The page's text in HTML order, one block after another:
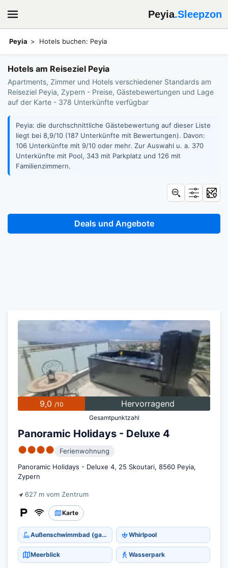
Peyia.Sleepzon
Peyia Hotels buchen: Peyia
Hotels am Reiseziel Peyia
Apartments, Zimmer und Hotels verschiedener Standards am
Reiseziel Peyia, Zypern - Preise, Gästebewertungen und Lage
auf der Karte - 378 Unterkünfte verfügbar
Peyia: die durchschnittliche Gästebewertung auf dieser Liste
liegt bei 8,9/10 (187 Unterkünfte mit Bewertungen). Davon:
106 Unterkünfte mit 9/10 oder mehr. Zur Auswahl u. a. 370
Unterkünfte mit Pool, 343 mit Parkplatz und 126 mit
Familienzimmern.
9,0 /10 Hervorragend
Gesamtpunktzahl
Panoramic Holidays - Deluxe 4
●●●●
Ferienwohnung
Panoramic Holidays - Deluxe 4, 25 Skoutari, 8560 Peyia,
Zypern
627 m vom Zentrum
Karte
Außenschwimmbad (ganzjährig) Whirlpool
Meerblick Wasserpark
Deals und Angebote